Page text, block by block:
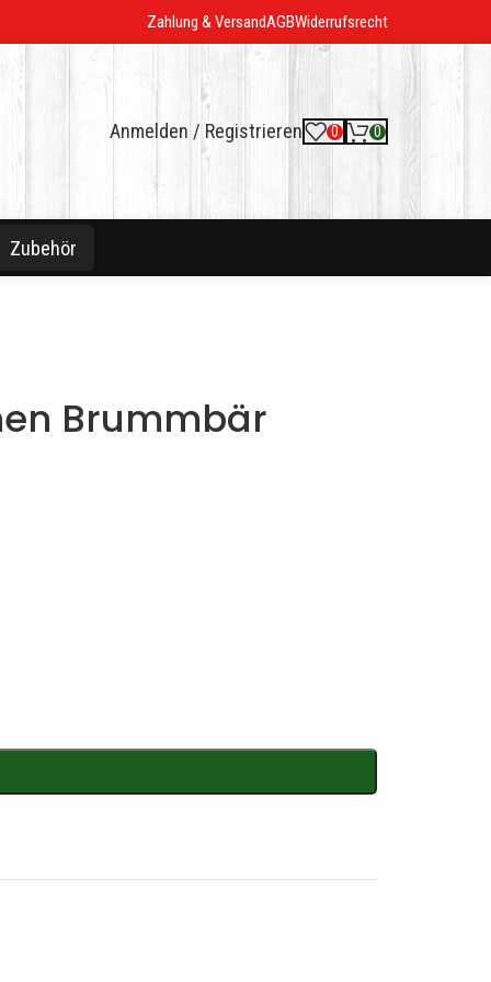
Zahlung & VersandAGBWiderrufsrecht
Anmelden / Registrieren 0 0
Zubehör
Brummbär